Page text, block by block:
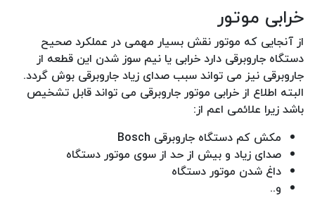
خرابی موتور
از آنجایی که موتور نقش بسیار مهمی در عملکرد صحیح
دستگاه جاروبرقی دارد خرابی یا نیم سوز شدن این قطعه از
جاروبرقی نیز می تواند سبب صدای زیاد جاروبرقی بوش گردد.
البته اطلاع از خرابی موتور جاروبرقی می تواند قابل تشخیص
باشد زیرا علائمی اعم از:
مکش کم دستگاه جاروبرقی Bosch
صدای زیاد و بیش از حد از سوی موتور دستگاه
داغ شدن موتور دستگاه
و..